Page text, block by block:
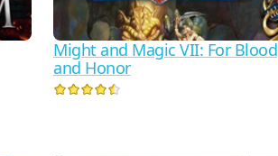
Might and Magic VII: For Blood
and Honor